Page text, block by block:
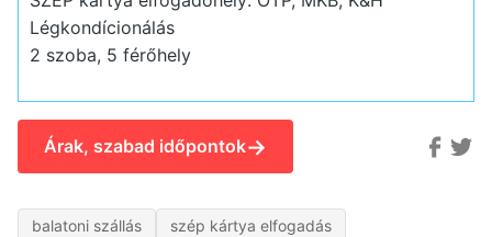
Légkondícionálás
2 szoba, 5 férőhely
Árak, szabad időpontok→
balatoni szállás
szép kártya elfogadás